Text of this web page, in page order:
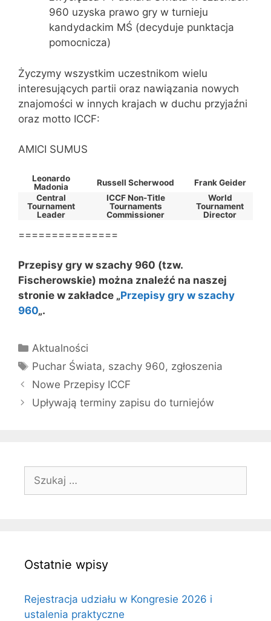
960 uzyska prawo gry w turnieju
kandydackim MŚ (decyduje punktacja
pomocnicza)
Życzymy wszystkim uczestnikom wielu
interesujących partii oraz nawiązania nowych
znajomości w innych krajach w duchu przyjaźni
oraz motto ICCF:
AMICI SUMUS
Leonardo
Madonia
Russell Scherwood
Frank Geider
Central
Tournament
Leader
ICCF Non-Title
Tournaments
Commissioner
World
Tournament
Director
===============
Przepisy gry w szachy 960 (tzw.
Fischerowskie) można znaleźć na naszej
stronie w zakładce „Przepisy gry w szachy
960„.
Kategorie
Aktualności
Tagi
Puchar Świata, szachy 960, zgłoszenia
Nowe Przepisy ICCF
Upływają terminy zapisu do turniejów
Szukaj:
Ostatnie wpisy
Rejestracja udziału w Kongresie 2026 i
ustalenia praktyczne